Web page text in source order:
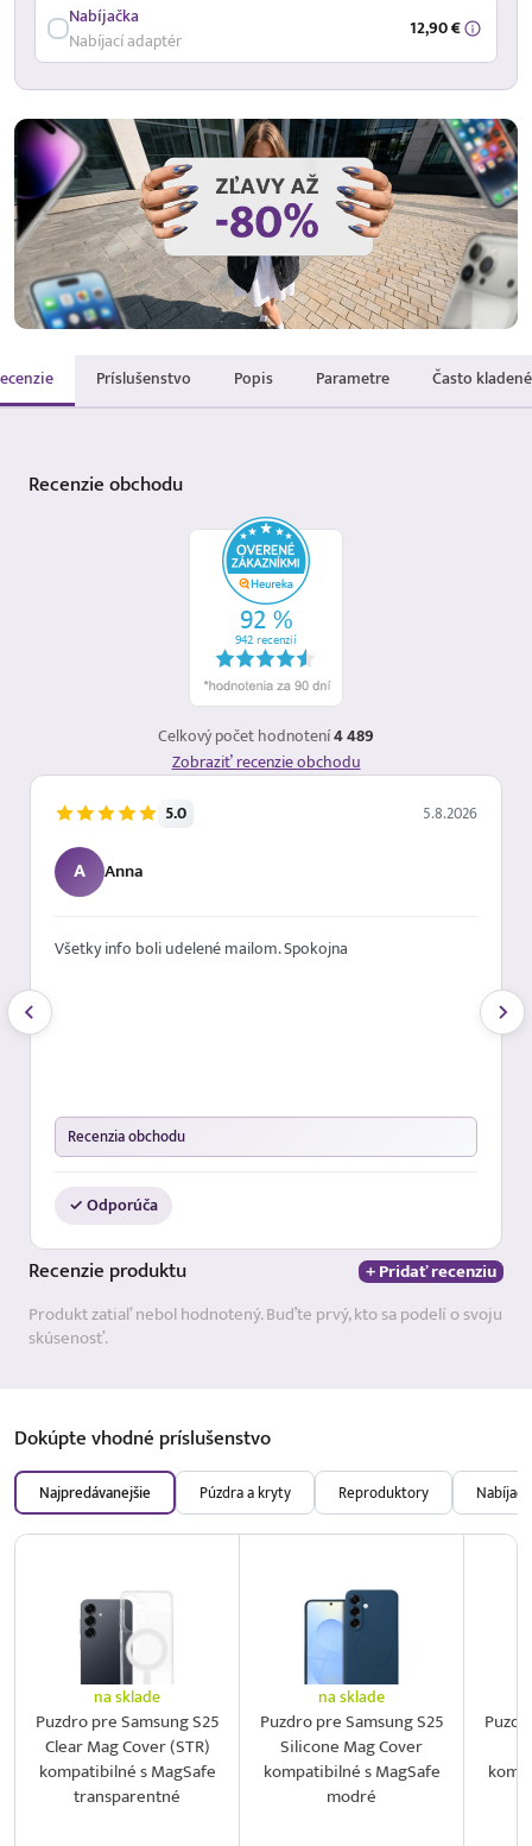
Nabíjačka
Nabíjací adaptér
12,90 €
Príslušenstvo Popis Parametre Často
Recenzieobchodu
Celkový počet hodnotení4 489
Zobraziť recenzie obchodu
5.0 5.8.2026
A Anna
Všetky info boli udelené mailom. Spokojna
Recenzia obchodu
✓ Odporúča
Recenzie produktu
+ Pridať recenziu
Produkt zatiaľ nebol hodnotený. Buďte prvý, kto sa podelí o svoju
skúsenosť.
Dokúpte vhodné príslušenstvo
Najpredávanejšie Púzdra a kryty Reproduktory
na sklade
Puzdro pre Samsung S25
Clear Mag Cover (STR)
kompatibilné s MagSafe
transparentné
na sklade
Puzdro pre Samsung S25
Silicone Mag Cover
kompatibilné s MagSafe
modré